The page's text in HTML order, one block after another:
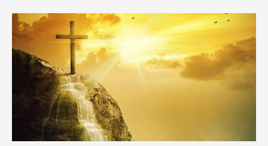
vallásszabadság
világnapját
ünnepeljük